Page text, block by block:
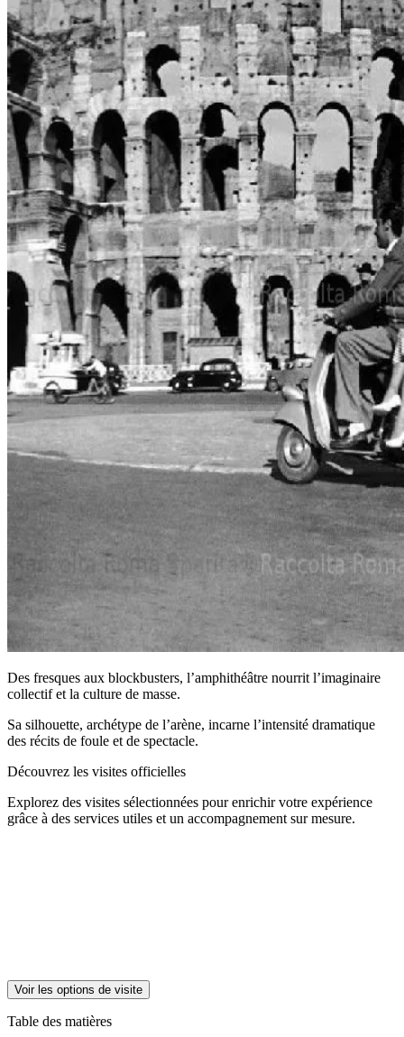
Des fresques aux blockbusters, l’amphithéâtre nourrit l’imaginaire
collectif et la culture de masse.
Sa silhouette, archétype de l’arène, incarne l’intensité dramatique
des récits de foule et de spectacle.
Découvrez les visites officielles
Explorez des visites sélectionnées pour enrichir votre expérience
grâce à des services utiles et un accompagnement sur mesure.
Voir les options de visite
Table des matières